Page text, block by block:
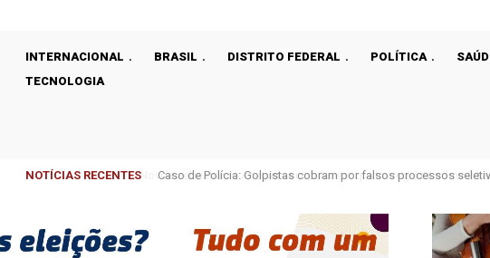
INTERNACIONAL BRASIL DISTRITO FEDERAL POLÍTICA
TECNOLOGIA
NOTÍCIAS RECENTES
Caso de Polícia: Golpistas cobram por falsos processos